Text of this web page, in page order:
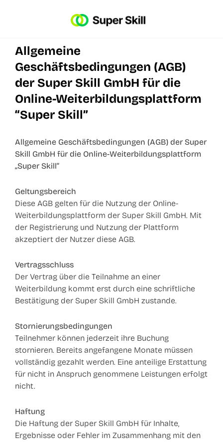
Allgemeine
Geschäftsbedingungen (AGB)
der Super Skill GmbH für die
Online-Weiterbildungsplattform
“Super Skill”
Allgemeine Geschäftsbedingungen (AGB) der Super
Skill GmbH für die Online-Weiterbildungsplattform
„Super Skill“
Geltungsbereich
Diese AGB gelten für die Nutzung der Online-
Weiterbildungsplattform der Super Skill GmbH. Mit
der Registrierung und Nutzung der Plattform
akzeptiert der Nutzer diese AGB.
Vertragsschluss
Der Vertrag über die Teilnahme an einer
Weiterbildung kommt erst durch eine schriftliche
Bestätigung der Super Skill GmbH zustande.
Stornierungsbedingungen
Teilnehmer können jederzeit ihre Buchung
stornieren. Bereits angefangene Monate müssen
vollständig gezahlt werden. Eine anteilige Erstattung
für nicht in Anspruch genommene Leistungen erfolgt
nicht.
Haftung
Die Haftung der Super Skill GmbH für Inhalte,
Ergebnisse oder Fehler im Zusammenhang mit den